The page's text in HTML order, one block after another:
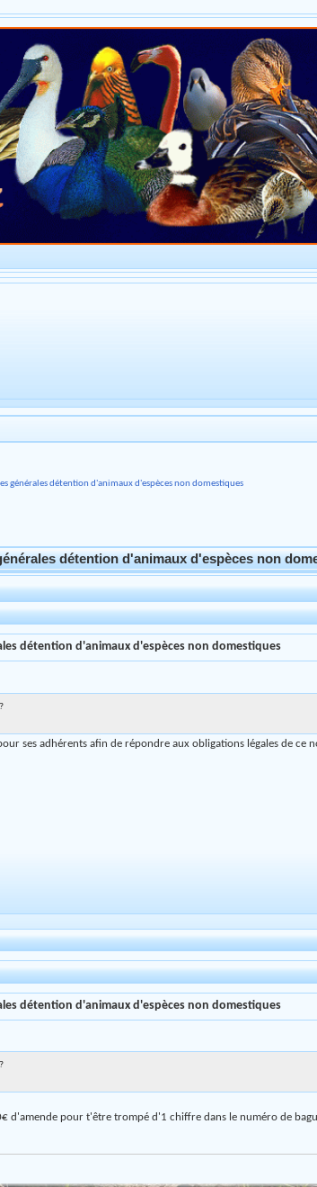
générales détention d'animaux d'espèces non domestiques
détention d'animaux d'espèces non
détention d'animaux d'espèces non domestiques
ses adhérents afin de répondre aux obligations légales de
détention d'animaux d'espèces non domestiques
d'amende pour t'être trompé d'1 chiffre dans le numéro de